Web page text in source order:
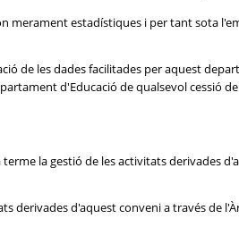
estadístiques i per tant sota
de les dades facilitades per aquest
d'Educació de qualsevol cessió
la gestió de les activitats derivades
derivades d'aquest conveni a través de